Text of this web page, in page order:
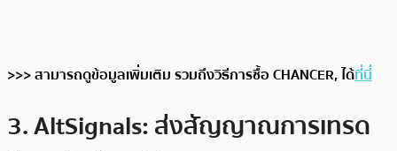
>>> สามารถดูข้อมูลเพิ่มเติม รวมถึงวิธีการซื้อ CHANCER, ได้ที่นี่
3. AltSignals: ส่งสัญญาณการเทรด